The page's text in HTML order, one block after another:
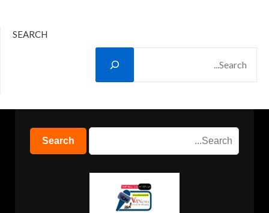
SEARCH